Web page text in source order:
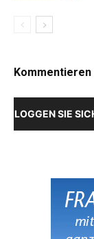
LOGGEN SIE